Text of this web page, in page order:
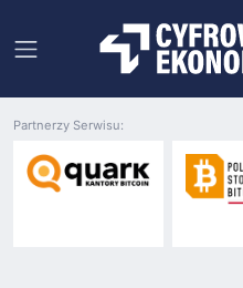
Partnerzy Serwisu: